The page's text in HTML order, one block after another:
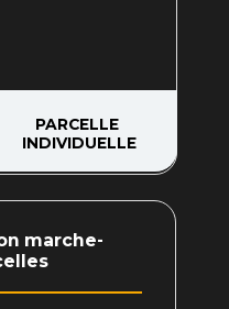
marche-
PARCELLE
INDIVIDUELLE